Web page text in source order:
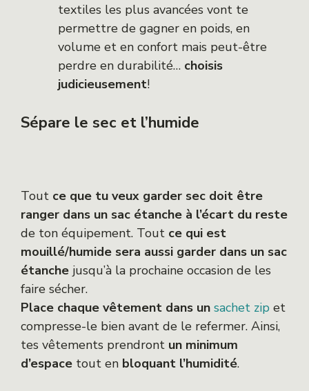
textiles les plus avancées vont te
permettre de gagner en poids, en
volume et en confort mais peut-être
perdre en durabilité… choisis
judicieusement!
Sépare le sec et l’humide
Tout ce que tu veux garder sec doit être
ranger dans un sac étanche à l’écart du reste
de ton équipement. Tout ce qui est
mouillé/humide sera aussi garder dans un sac
étanche jusqu’à la prochaine occasion de les
faire sécher.
Place chaque vêtement dans un sachet zip et
compresse-le bien avant de le refermer. Ainsi,
tes vêtements prendront un minimum
d’espace tout en bloquant l’humidité.